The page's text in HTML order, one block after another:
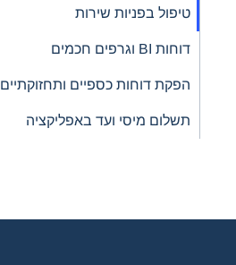
טיפול בפניות שירות
דוחות BI וגרפים חכמים
הפקת דוחות כספיים ותחזוקתיים
תשלום מיסי ועד באפליקציה